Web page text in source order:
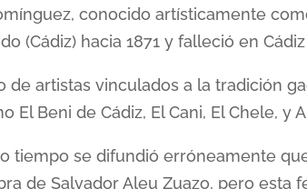
conocido artísticamente
(Cádiz) hacia 1871 y falleció en
de artistas vinculados a la tradición
El Beni de Cádiz, El Cani, El Chele, y
tiempo se difundió erróneamente
de Salvador Aleu Zuazo, pero esta